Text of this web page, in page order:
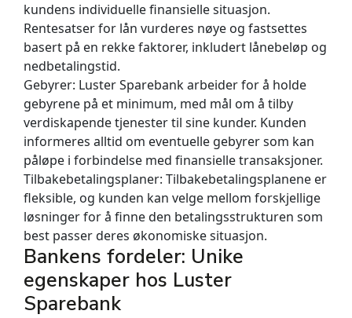
kundens individuelle finansielle situasjon.
Rentesatser for lån vurderes nøye og fastsettes
basert på en rekke faktorer, inkludert lånebeløp og
nedbetalingstid.
Gebyrer: Luster Sparebank arbeider for å holde
gebyrene på et minimum, med mål om å tilby
verdiskapende tjenester til sine kunder. Kunden
informeres alltid om eventuelle gebyrer som kan
påløpe i forbindelse med finansielle transaksjoner.
Tilbakebetalingsplaner: Tilbakebetalingsplanene er
fleksible, og kunden kan velge mellom forskjellige
løsninger for å finne den betalingsstrukturen som
best passer deres økonomiske situasjon.
Bankens fordeler: Unike
egenskaper hos Luster
Sparebank